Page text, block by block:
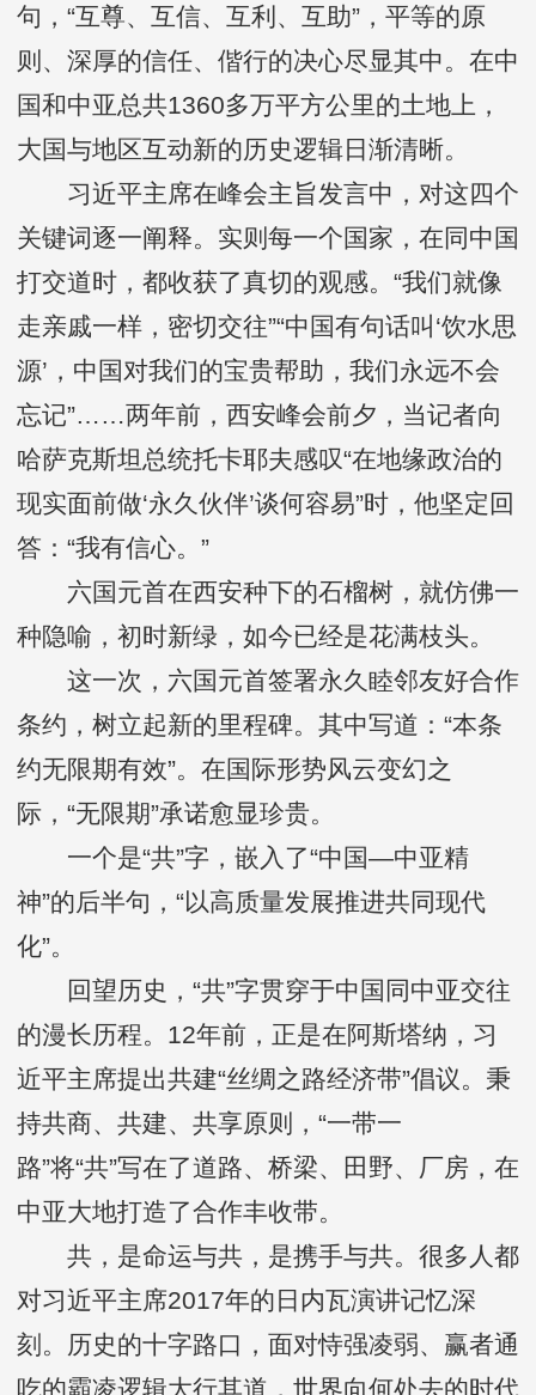
句，“互尊、互信、互利、互助”，平等的原
则、深厚的信任、偕行的决心尽显其中。在中
国和中亚总共1360多万平方公里的土地上，
大国与地区互动新的历史逻辑日渐清晰。
习近平主席在峰会主旨发言中，对这四个
关键词逐一阐释。实则每一个国家，在同中国
打交道时，都收获了真切的观感。“我们就像
走亲戚一样，密切交往”“中国有句话叫‘饮水思
源’，中国对我们的宝贵帮助，我们永远不会
忘记”……两年前，西安峰会前夕，当记者向
哈萨克斯坦总统托卡耶夫感叹“在地缘政治的
现实面前做‘永久伙伴’谈何容易”时，他坚定回
答：“我有信心。”
六国元首在西安种下的石榴树，就仿佛一
种隐喻，初时新绿，如今已经是花满枝头。
这一次，六国元首签署永久睦邻友好合作
条约，树立起新的里程碑。其中写道：“本条
约无限期有效”。在国际形势风云变幻之
际，“无限期”承诺愈显珍贵。
一个是“共”字，嵌入了“中国—中亚精
神”的后半句，“以高质量发展推进共同现代
化”。
回望历史，“共”字贯穿于中国同中亚交往
的漫长历程。12年前，正是在阿斯塔纳，习
近平主席提出共建“丝绸之路经济带”倡议。秉
持共商、共建、共享原则，“一带一
路”将“共”写在了道路、桥梁、田野、厂房，在
中亚大地打造了合作丰收带。
共，是命运与共，是携手与共。很多人都
对习近平主席2017年的日内瓦演讲记忆深
刻。历史的十字路口，面对恃强凌弱、赢者通
吃的霸凌逻辑大行其道，世界向何处去的时代